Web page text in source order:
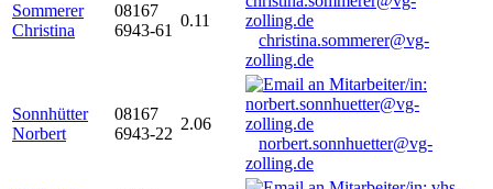
Sommerer
Christina
08167
6943-61
0.11
christina.sommerer@vg-
zolling.de
Sonnhütter
Norbert
08167
6943-22
2.06
norbert.sonnhuetter@vg-
zolling.de